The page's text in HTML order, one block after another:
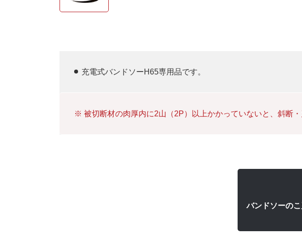
充電式バンドソーH65専用品です。
被切断材の肉厚内に2山（2P）以上かかっていないと、斜断
バンドソーの